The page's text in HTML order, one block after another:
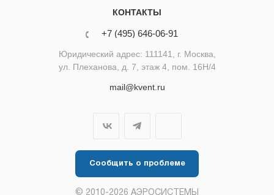
КОНТАКТЫ
+7 (495) 646-06-91
Юридический адрес: 111141, г. Москва,
ул. Плеханова, д. 7, этаж 4, пом. 16Н/4
mail@kvent.ru
Сообщить о проблеме
© 2010-2026 АЭРОСИСТЕМЫ